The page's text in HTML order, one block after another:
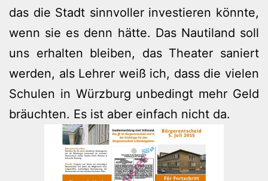
das die Stadt sinnvoller investieren könnte,
wenn sie es denn hätte. Das Nautiland soll
uns erhalten bleiben, das Theater saniert
werden, als Lehrer weiß ich, dass die vielen
Schulen in Würzburg unbedingt mehr Geld
bräuchten. Es ist aber einfach nicht da.